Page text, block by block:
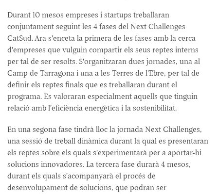
Durant 10 mesos empreses i startups treballaran
conjuntament seguint les 4 fases del Next Challenges
CatSud. Ara s'enceta la primera de les fases amb la cerca
d'empreses que vulguin compartir els seus reptes interns
per tal de ser resolts. S'organitzaran dues jornades, una al
Camp de Tarragona i una a les Terres de l'Ebre, per tal de
definir els reptes finals que es treballaran durant el
programa. Es valoraran especialment aquells que tinguin
relació amb l'eficiència energètica i la sostenibilitat.
En una segona fase tindrà lloc la jornada Next Challenges,
una sessió de treball dinàmica durant la qual es presentaran
els reptes sobre els quals s'experimentarà per a aportar-hi
solucions innovadores. La tercera fase durarà 4 mesos,
durant els quals s'acompanyarà el procés de
desenvolupament de solucions, que podran ser